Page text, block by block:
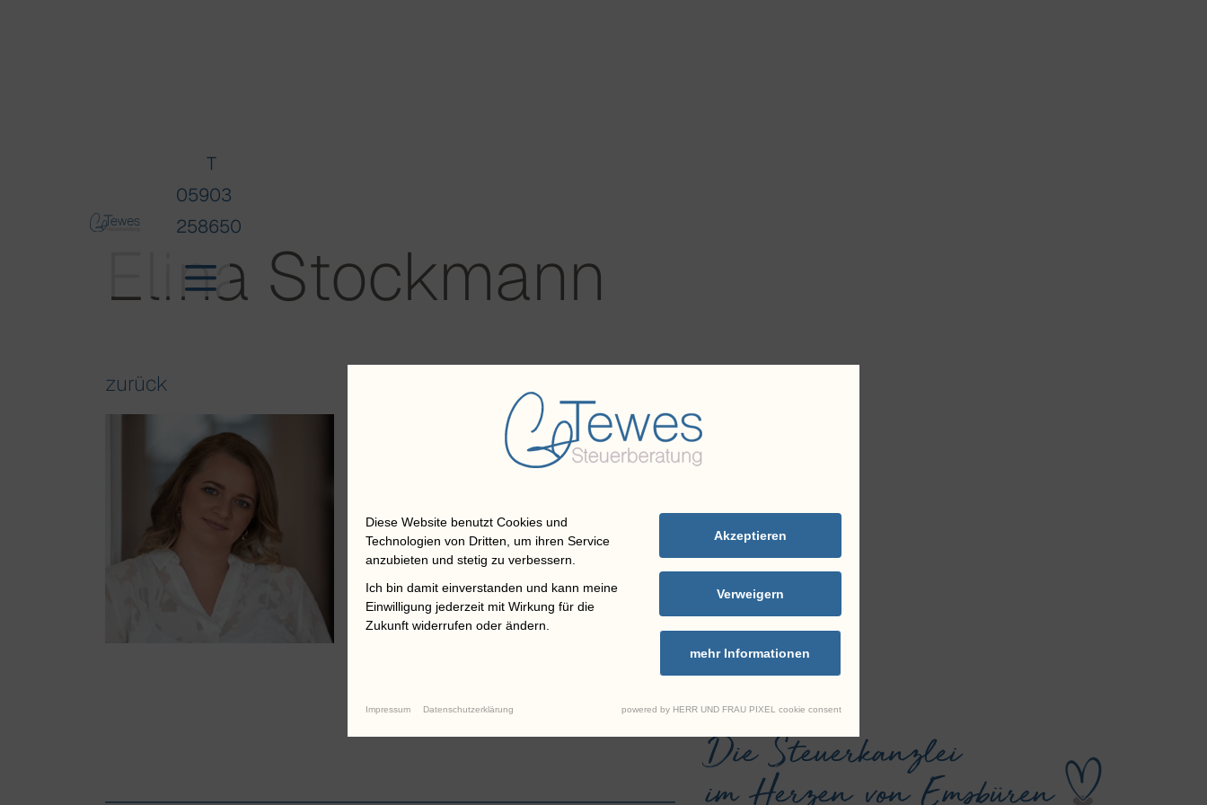
T
05903
258650
Elina Stockmann
zurück
stockmann@steuer-tewes.de
Diese Website benutzt Cookies und
Technologien von Dritten, um ihren Service
anzubieten und stetig zu verbessern.
Ich bin damit einverstanden und kann meine
Einwilligung jederzeit mit Wirkung für die
Zukunft widerrufen oder ändern.
Akzeptieren
Verweigern
mehr Informationen
Impressum Datenschutzerklärung powered by HERR UND FRAU PIXEL cookie consent